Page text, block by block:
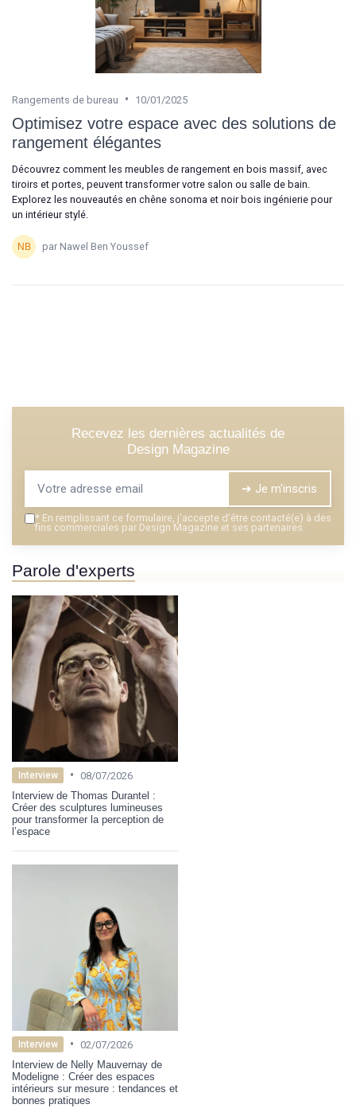
Rangements de bureau • 10/01/2025
Optimisez votre espace avec des solutions de
rangement élégantes
Découvrez comment les meubles de rangement en bois massif, avec
tiroirs et portes, peuvent transformer votre salon ou salle de bain.
Explorez les nouveautés en chêne sonoma et noir bois ingénierie pour
un intérieur stylé.
par Nawel Ben Youssef
Recevez les dernières actualités de
Design Magazine
➔ Je m'inscris
* En remplissant ce formulaire, j’accepte d’être contacté(e) à des
fins commerciales par Design Magazine et ses partenaires.
Parole d'experts
Interview • 08/07/2026
Interview de Thomas Durantel :
Créer des sculptures lumineuses
pour transformer la perception de
l’espace
Interview • 02/07/2026
Interview de Nelly Mauvernay de
Modeligne : Créer des espaces
intérieurs sur mesure : tendances et
bonnes pratiques